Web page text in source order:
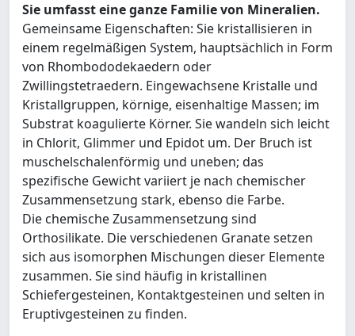
Sie umfasst eine ganze Familie von Mineralien.
Gemeinsame Eigenschaften: Sie kristallisieren in
einem regelmäßigen System, hauptsächlich in Form
von Rhombododekaedern oder
Zwillingstetraedern. Eingewachsene Kristalle und
Kristallgruppen, körnige, eisenhaltige Massen; im
Substrat koagulierte Körner. Sie wandeln sich leicht
in Chlorit, Glimmer und Epidot um. Der Bruch ist
muschelschalenförmig und uneben; das
spezifische Gewicht variiert je nach chemischer
Zusammensetzung stark, ebenso die Farbe.
Die chemische Zusammensetzung sind
Orthosilikate. Die verschiedenen Granate setzen
sich aus isomorphen Mischungen dieser Elemente
zusammen. Sie sind häufig in kristallinen
Schiefergesteinen, Kontaktgesteinen und selten in
Eruptivgesteinen zu finden.